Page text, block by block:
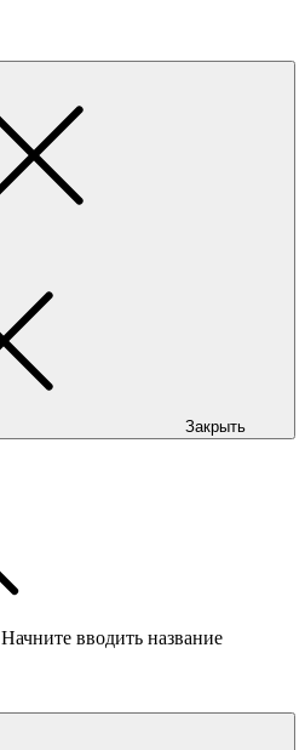
Закрыть
Начните вводить название